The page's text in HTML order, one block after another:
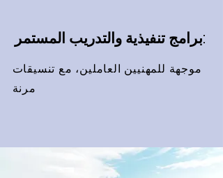
برامج تنفيذية والتدريب المستمر:
موجهة للمهنيين العاملين، مع تنسيقات
مرنة